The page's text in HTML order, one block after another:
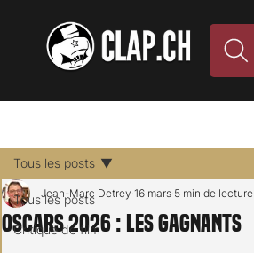
Tous les posts
Critique de film
Tous les posts
Oscars 2026 : les gagnants
Jean-Marc Detrey 16 mars 5 min de lecture